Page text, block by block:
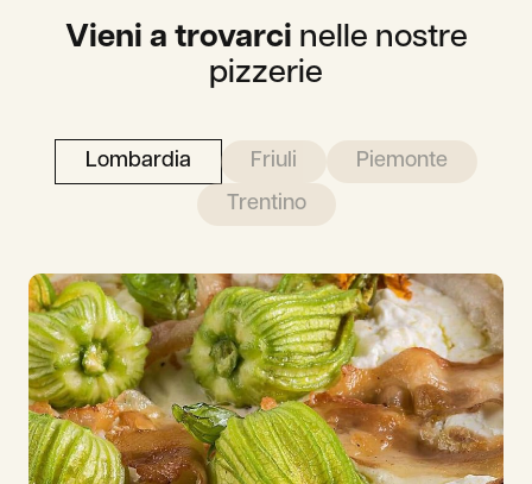
Vieni a trovarci nelle nostre
pizzerie
Lombardia Friuli
Piemonte
Trentino